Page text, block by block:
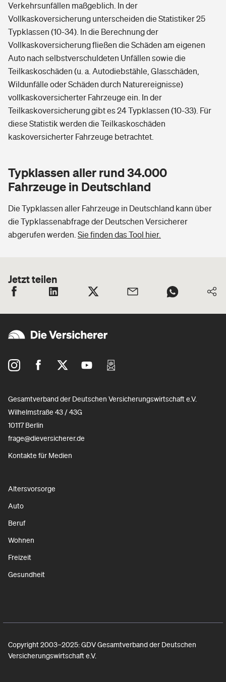
Verkehrsunfällen maßgeblich. In der
Vollkaskoversicherung unterscheiden die Statistiker 25
Typklassen (10-34). In die Berechnung der
Vollkaskoversicherung fließen die Schäden am eigenen
Auto nach selbstverschuldeten Unfällen sowie die
Teilkaskoschäden (u. a. Autodiebstähle, Glasschäden,
Wildunfälle oder Schäden durch Naturereignisse)
vollkaskoversicherter Fahrzeuge ein. In der
Teilkaskoversicherung gibt es 24 Typklassen (10-33). Für
diese Statistik werden die Teilkaskoschäden
kaskoversicherter Fahrzeuge betrachtet.
Typklassen aller rund 34.000
Fahrzeuge in Deutschland
Die Typklassen aller Fahrzeuge in Deutschland kann über
die Typklassenabfrage der Deutschen Versicherer
abgerufen werden. Sie finden das Tool hier.
Jetzt teilen
Gesamtverband der Deutschen Versicherungswirtschaft e.V.
Wilhelmstraße 43 / 43G
10117 Berlin
frage@dieversicherer.de
Kontakte für Medien
Altersvorsorge
Auto
Beruf
Wohnen
Freizeit
Gesundheit
Copyright 2003–2025: GDV Gesamtverband der Deutschen
Versicherungswirtschaft e.V.